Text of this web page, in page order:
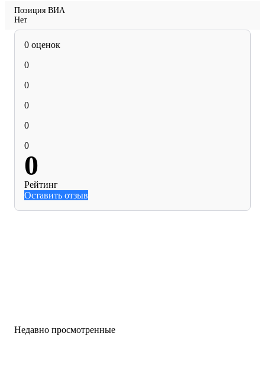
Позиция ВИА
Нет
0 оценок
0
0
0
0
0
0
Рейтинг
Оставить отзыв
Недавно просмотренные